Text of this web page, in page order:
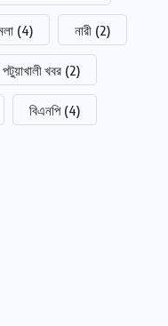
(4) নারী (2)
পটুয়াখালী খবর (2)
বিএনপি (4)